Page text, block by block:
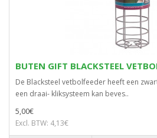
BUTEN GIFT BLACKSTEEL
De Blacksteel vetbolfeeder heeft een
een draai- kliksysteem kan beves..
5,00€
Excl. BTW: 4,13€